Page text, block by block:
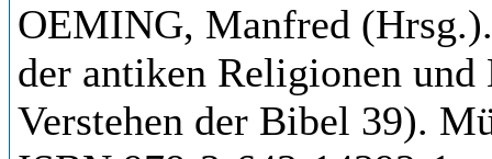
OEMING, Manfred
der antiken Religionen
Verstehen der Bibel 39).